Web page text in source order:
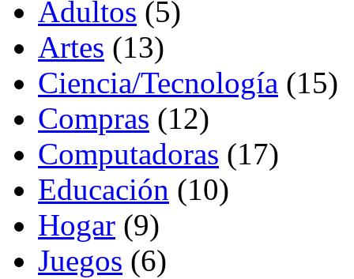
Adultos (5)
Artes (13)
Ciencia/Tecnología (15)
Compras (12)
Computadoras (17)
Educación (10)
Hogar (9)
Juegos (6)